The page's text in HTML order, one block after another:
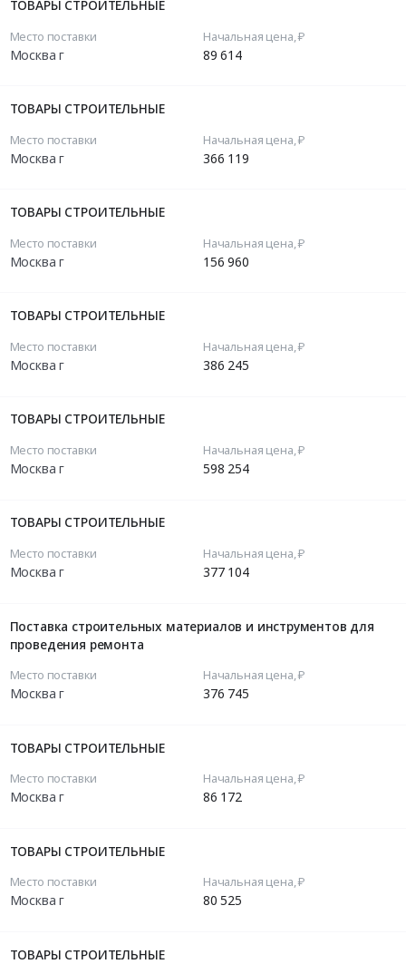
ТОВАРЫ СТРОИТЕЛЬНЫЕ
Место поставки
Москва г
Начальная цена, ₽
89 614
ТОВАРЫ СТРОИТЕЛЬНЫЕ
Место поставки
Москва г
Начальная цена, ₽
366 119
ТОВАРЫ СТРОИТЕЛЬНЫЕ
Место поставки
Москва г
Начальная цена, ₽
156 960
ТОВАРЫ СТРОИТЕЛЬНЫЕ
Место поставки
Москва г
Начальная цена, ₽
386 245
ТОВАРЫ СТРОИТЕЛЬНЫЕ
Место поставки
Москва г
Начальная цена, ₽
598 254
ТОВАРЫ СТРОИТЕЛЬНЫЕ
Место поставки
Москва г
Начальная цена, ₽
377 104
Поставка строительных материалов и инструментов для
проведения ремонта
Место поставки
Москва г
Начальная цена, ₽
376 745
ТОВАРЫ СТРОИТЕЛЬНЫЕ
Место поставки
Москва г
Начальная цена, ₽
86 172
ТОВАРЫ СТРОИТЕЛЬНЫЕ
Место поставки
Москва г
Начальная цена, ₽
80 525
ТОВАРЫ СТРОИТЕЛЬНЫЕ